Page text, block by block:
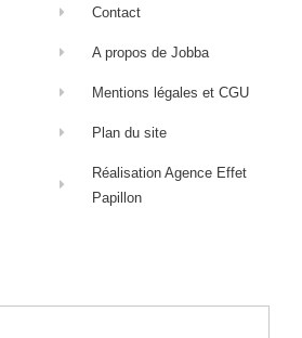
Contact
A propos de Jobba
Mentions légales et CGU
Plan du site
Réalisation Agence Effet
Papillon